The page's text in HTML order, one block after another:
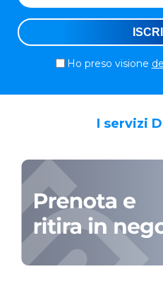
Ho preso visione
I servizi